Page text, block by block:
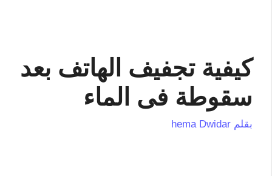
كيفية تجفيف الهاتف بعد
سقوطة فى الماء
بقلم hema Dwidar